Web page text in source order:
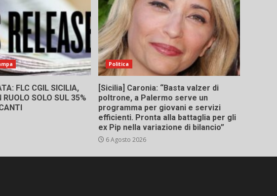
FLC CGIL SICILIA,
RUOLO SOLO SUL 35%
Politica
[Sicilia] Caronia: “Basta valzer di
poltrone, a Palermo serve un
programma per giovani e servizi
efficienti. Pronta alla battaglia per gli
ex Pip nella variazione di bilancio”
6 Agosto 2026